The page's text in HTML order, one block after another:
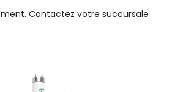
Contactez votre succursale